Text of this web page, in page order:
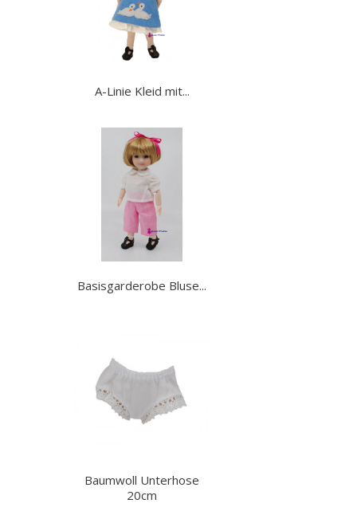
A-Linie Kleid mit...
Basisgarderobe Bluse...
Baumwoll Unterhose
20cm